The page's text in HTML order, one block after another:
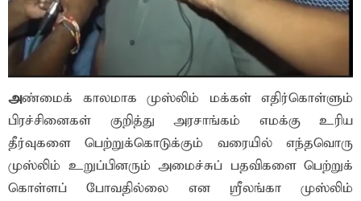
அண்மைக் காலமாக முஸ்லிம் மக்கள் எதிர்கொள்ளும்
பிரச்சினைகள் குறித்து அரசாங்கம் எமக்கு உரிய
தீர்வுகளை பெற்றுக்கொடுக்கும் வரையில் எந்தவொரு
முஸ்லிம் உறுப்பினரும் அமைச்சுப் பதவிகளை பெற்றுக்
கொள்ளப் போவதில்லை என ஸ்ரீலங்கா முஸ்லிம்